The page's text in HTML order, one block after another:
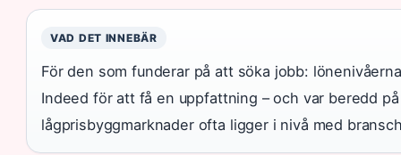
VAD DET INNEBÄR
För den som funderar på att söka jobb:
Indeed för att få en uppfattning – och var beredd
lågprisbyggmarknader ofta ligger i nivå med